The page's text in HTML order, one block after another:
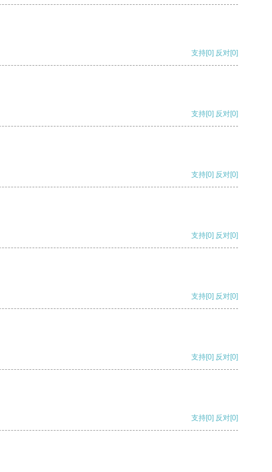
支持[0] 反对[0]
支持[0] 反对[0]
支持[0] 反对[0]
支持[0] 反对[0]
支持[0] 反对[0]
支持[0] 反对[0]
支持[0] 反对[0]